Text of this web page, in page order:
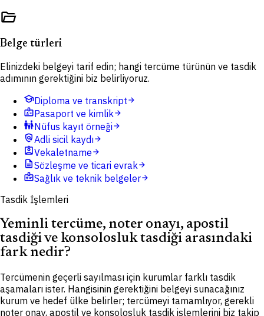
folder_open
Belge türleri
Elinizdeki belgeyi tarif edin; hangi tercüme türünün ve tasdik
adımının gerektiğini biz belirliyoruz.
schoolDiploma ve transkriptarrow_forward
badgePasaport ve kimlikarrow_forward
family_restroomNüfus kayıt örneğiarrow_forward
policyAdli sicil kaydıarrow_forward
assignment_indVekaletnamearrow_forward
descriptionSözleşme ve ticari evrakarrow_forward
medical_informationSağlık ve teknik belgelerarrow_forward
Tasdik İşlemleri
Yeminli tercüme, noter onayı, apostil
tasdiği ve konsolosluk tasdiği arasındaki
fark nedir?
Tercümenin geçerli sayılması için kurumlar farklı tasdik
aşamaları ister. Hangisinin gerektiğini belgeyi sunacağınız
kurum ve hedef ülke belirler; tercümeyi tamamlıyor, gerekli
noter onay, apostil ve konsolosluk tasdik işlemlerini biz takip